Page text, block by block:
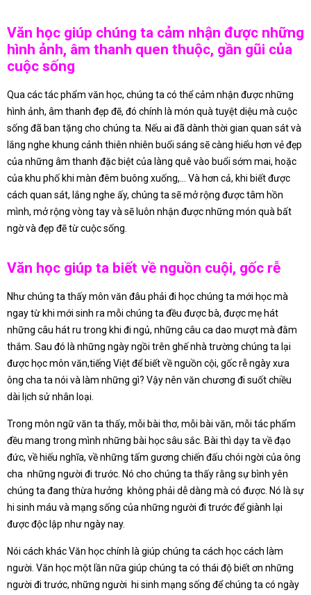
Văn học giúp chúng ta cảm nhận được những
hình ảnh, âm thanh quen thuộc, gần gũi của
cuộc sống
Qua các tác phẩm văn học, chúng ta có thể cảm nhận được những
hình ảnh, âm thanh đẹp đẽ, đó chính là món quà tuyệt diệu mà cuộc
sống đã ban tặng cho chúng ta. Nếu ai đã dành thời gian quan sát và
lắng nghe khung cảnh thiên nhiên buổi sáng sẽ càng hiểu hơn vẻ đẹp
của những âm thanh đặc biệt của làng quê vào buổi sớm mai, hoặc
của khu phố khi màn đêm buông xuống,… Và hơn cả, khi biết được
cách quan sát, lắng nghe ấy, chúng ta sẽ mở rộng được tâm hồn
mình, mở rộng vòng tay và sẽ luôn nhận được những món quà bất
ngờ và đẹp đẽ từ cuộc sống.
Văn học giúp ta biết về nguồn cuội, gốc rễ
Như chúng ta thấy môn văn đâu phải đi học chúng ta mới học mà
ngay từ khi mới sinh ra mỗi chúng ta đều được bà, được mẹ hát
những câu hát ru trong khi đi ngủ, những câu ca dao mượt mà đằm
thắm. Sau đó là những ngày ngồi trên ghế nhà trường chúng ta lại
được học môn văn,tiếng Việt để biết về nguồn cội, gốc rễ ngày xưa
ông cha ta nói và làm những gì? Vậy nên văn chương đi suốt chiều
dài lịch sử nhân loại.
Trong môn ngữ văn ta thấy, mỗi bài thơ, mỗi bài văn, mỗi tác phẩm
đều mang trong mình những bài học sâu sắc. Bài thì dạy ta về đạo
đức, về hiếu nghĩa, về những tấm gương chiến đấu chói ngời của ông
cha những người đi trước. Nó cho chúng ta thấy rằng sự bình yên
chúng ta đang thừa hưởng không phải dễ dàng mà có được. Nó là sự
hi sinh máu và mạng sống của những người đi trước để giành lại
được độc lập như ngày nay.
Nói cách khác Văn học chính là giúp chúng ta cách học cách làm
người. Văn học một lần nữa giúp chúng ta có thái độ biết ơn những
người đi trước, những người hi sinh mạng sống để chúng ta có ngày